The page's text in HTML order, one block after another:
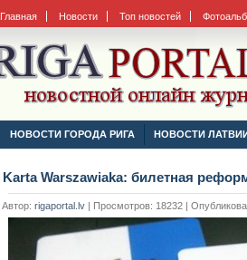
Главная Новости Топ новостей
НОВОСТИ ГОРОДА РИГА НОВОСТИ
Karta Warszawiaka: билетная
Автор: rigaportal.lv | Просмотров: 18232 |